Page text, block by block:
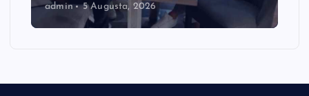
admin 5 Augusta, 2026